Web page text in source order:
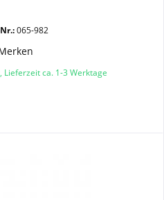
065-982
ca. 1-3 Werktage